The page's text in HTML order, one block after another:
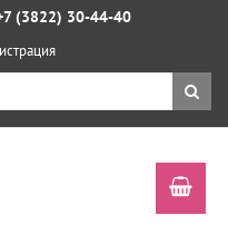
(3822) 30-44-40